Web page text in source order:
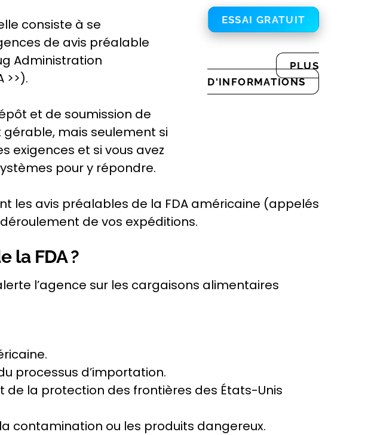
consiste à se
de avis préalable
Administration
>>).
et de soumission de
gérable, mais seulement si
exigences et si vous avez
poury répondre.
ESSAI GRATUIT
PLUS
D'INFORMATIONS
les avis préalables de la FDA américaine (appelés
de vos expéditions.
la FDA ?
l’agence sur les cargaisons alimentaires
processus d’importation.
de la protection des frontières des États-Unis
contamination ou les produits dangereux.